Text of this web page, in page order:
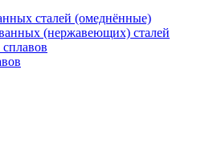
сталей (омеднённые)
(нержавеющих) сталей